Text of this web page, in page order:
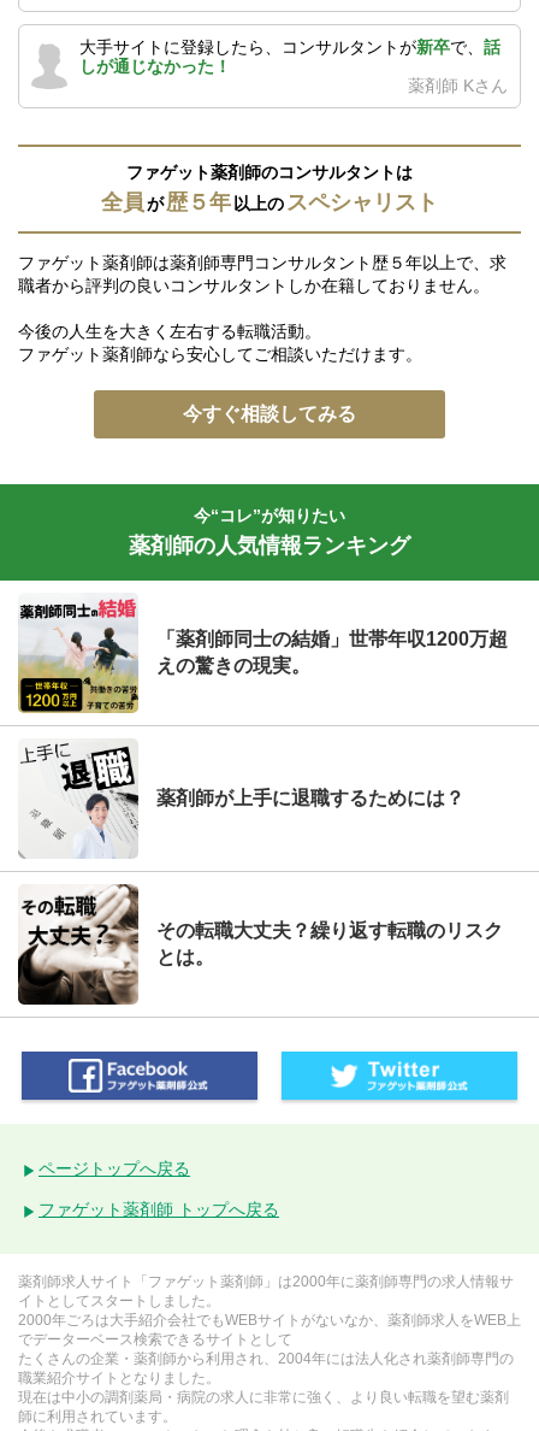
大手サイトに登録したら、コンサルタントが新卒で、 話
しが通じなかった！
薬剤師 Kさん
ファゲット薬剤師のコンサルタントは
全員が歴５年 以上の スペシャリスト
ファゲット薬剤師は薬剤師専門コンサルタント歴５年以上で、求
職者から評判の良いコンサルタントしか在籍しておりません。
今後の人生を大きく左右する転職活動。
ファゲット薬剤師なら安心してご相談いただけます。
今すぐ相談してみる
今“コレ”が知りたい
薬剤師の人気情報ランキング
「薬剤師同士の結婚」世帯年収1200万超
えの驚きの現実。
薬剤師が上手に退職するためには？
その転職大丈夫？繰り返す転職のリスク
とは。
ページトップへ戻る
ファゲット薬剤師 トップへ戻る
薬剤師求人サイト「ファゲット薬剤師」は2000年に薬剤師専門の求人情報サ
イトとしてスタートしました。
2000年ごろは大手紹介会社でもWEBサイトがないなか、薬剤師求人をWEB上
でデーターベース検索できるサイトとして
たくさんの企業・薬剤師から利用され、2004年には法人化され薬剤師専門の
職業紹介サイトとなりました。
現在は中小の調剤薬局・病院の求人に非常に強く、より良い転職を望む薬剤
師に利用されています。